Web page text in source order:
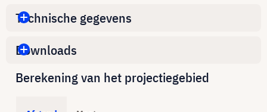
Technische gegevens
Downloads
Berekening van het projectiegebied